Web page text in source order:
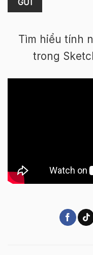
Tìm hiểu tính
trong